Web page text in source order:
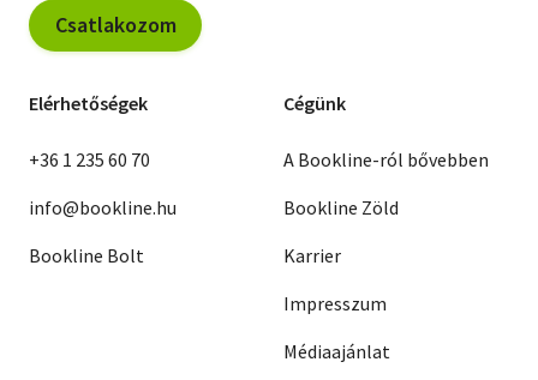
Csatlakozom
Elérhetőségek
+36 1 235 60 70
info@bookline.hu
Bookline Bolt
Cégünk
A Bookline-ról bővebben
Bookline Zöld
Karrier
Impresszum
Médiaajánlat